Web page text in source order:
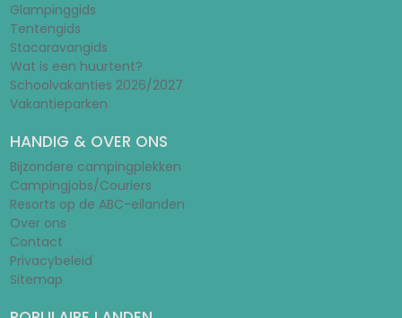
Glampinggids
Tentengids
Stacaravangids
Wat is een huurtent?
Schoolvakanties 2026/2027
Vakantieparken
HANDIG & OVER ONS
Bijzondere campingplekken
Campingjobs/Couriers
Resorts op de ABC-eilanden
Over ons
Contact
Privacybeleid
Sitemap